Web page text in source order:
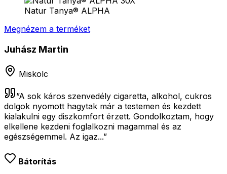
Natur Tanya® ALPHA
Megnézem a terméket
Juhász Martin
Miskolc
”A sok káros szenvedély cigaretta, alkohol, cukros
dolgok nyomott hagytak már a testemen és kezdett
kialakulni egy diszkomfort érzett. Gondolkoztam, hogy
elkellene kezdeni foglalkozni magammal és az
egészségemmel. Az igaz...”
Bátorítás